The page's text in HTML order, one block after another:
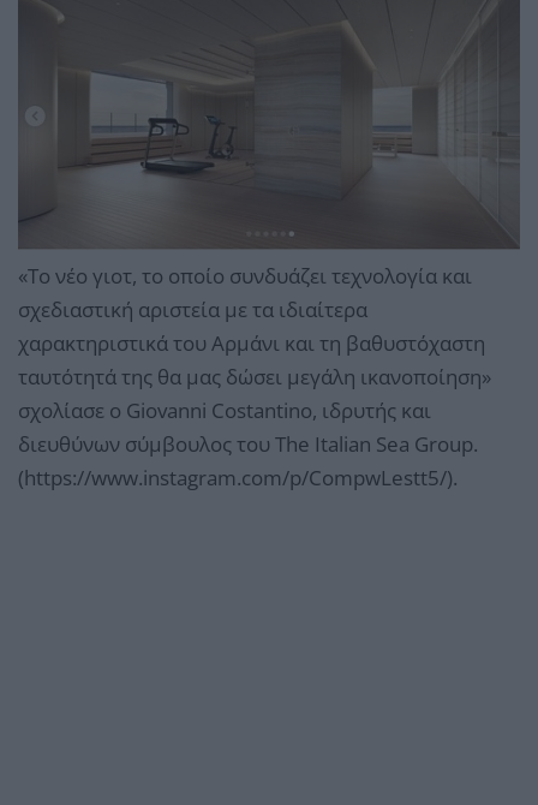
«Το νέο γιοτ, το οποίο συνδυάζει τεχνολογία και
σχεδιαστική αριστεία με τα ιδιαίτερα
χαρακτηριστικά του Αρμάνι και τη βαθυστόχαστη
ταυτότητά της θα μας δώσει μεγάλη ικανοποίηση»
σχολίασε ο Giovanni Costantino, ιδρυτής και
διευθύνων σύμβουλος του The Italian Sea Group.
(https://www.instagram.com/p/CompwLestt5/).